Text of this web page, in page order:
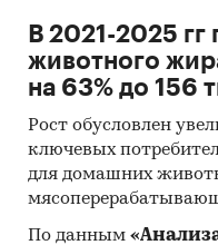
В 2021-2025
животного
на 63% до 156
Рост обусловлен
ключевых
для домашних
По данным